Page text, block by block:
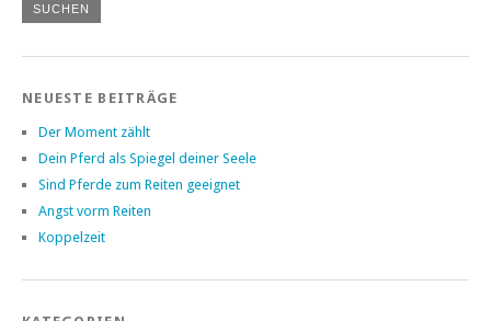
NEUESTE BEITRÄGE
Der Moment zählt
Dein Pferd als Spiegel deiner Seele
Sind Pferde zum Reiten geeignet
Angst vorm Reiten
Koppelzeit